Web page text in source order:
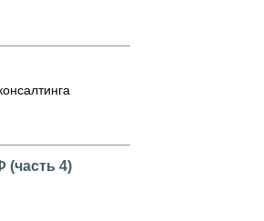
(часть 4)